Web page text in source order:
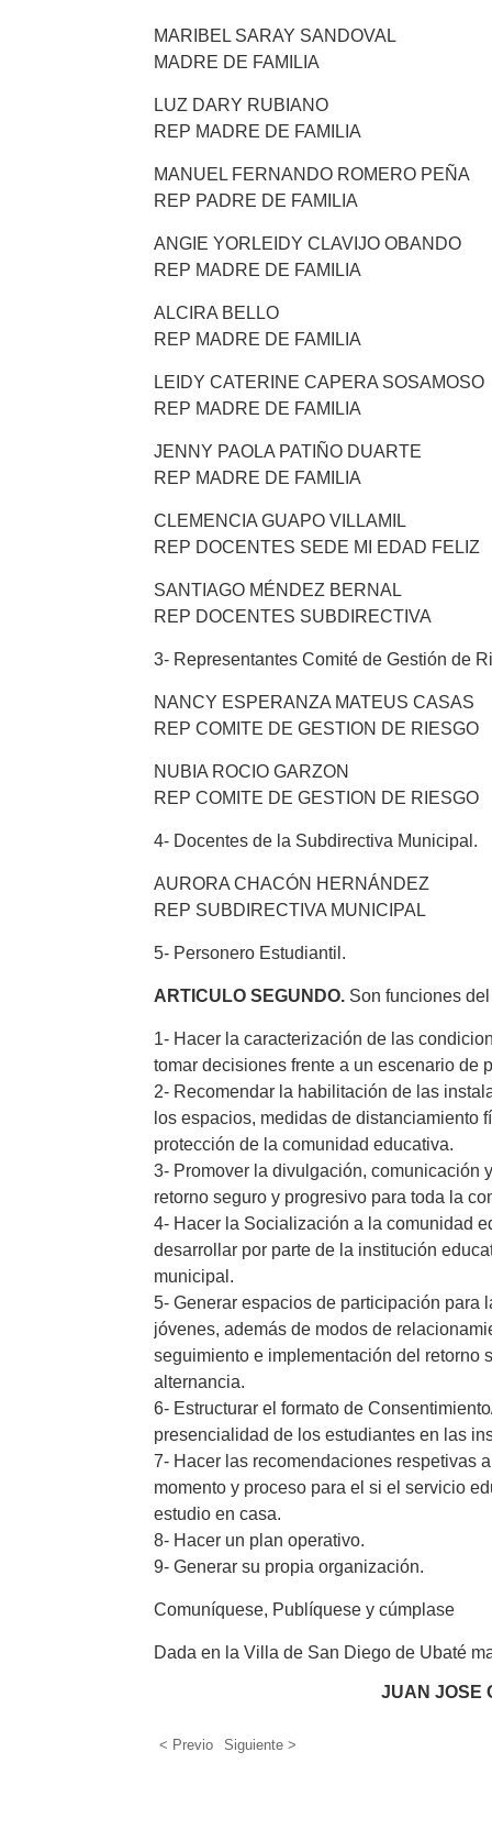
MARIBEL SARAY SANDOVAL
MADRE DE FAMILIA
LUZ DARY RUBIANO
REP MADRE DE FAMILIA
MANUEL FERNANDO ROMERO PEÑA
REP PADRE DE FAMILIA
ANGIE YORLEIDY CLAVIJO OBANDO
REP MADRE DE FAMILIA
ALCIRA BELLO
REP MADRE DE FAMILIA
LEIDY CATERINE CAPERA SOSAMOSO
REP MADRE DE FAMILIA
JENNY PAOLA PATIÑO DUARTE
REP MADRE DE FAMILIA
CLEMENCIA GUAPO VILLAMIL
REP DOCENTES SEDE MI EDAD FELIZ
SANTIAGO MÉNDEZ BERNAL
REP DOCENTES SUBDIRECTIVA
3- Representantes Comité de Gestión de
NANCY ESPERANZA MATEUS CASAS
REP COMITE DE GESTION DE RIESGO
NUBIA ROCIO GARZON
REP COMITE DE GESTION DE RIESGO
4- Docentes de la Subdirectiva Municipal.
AURORA CHACÓN HERNÁNDEZ
REP SUBDIRECTIVA MUNICIPAL
5- Personero Estudiantil.
ARTICULO SEGUNDO. Son funciones
1- Hacer la caracterización de las
tomar decisiones frente a un escenario de
2- Recomendar la habilitación de las
los espacios, medidas de distanciamiento
protección de la comunidad educativa.
3- Promover la divulgación, comunicación
retorno seguro y progresivo para toda la
4- Hacer la Socialización a la comunidad
desarrollar por parte de la institución
municipal.
5- Generar espacios de participación para
jóvenes, además de modos de
seguimiento e implementación del retorno
alternancia.
6- Estructurar el formato de
presencialidad de los estudiantes en las
7- Hacer las recomendaciones respetivas
momento y proceso para el si el servicio
estudio en casa.
8- Hacer un plan operativo.
9- Generar su propia organización.
Comuníquese, Publíquese y cúmplase
Dada en la Villa de San Diego de Ubaté
JUAN JOSE
< Previo Siguiente >